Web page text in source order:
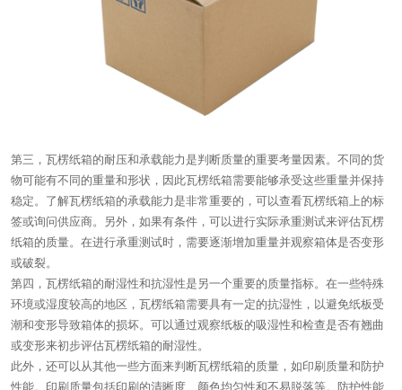
第三，瓦楞纸箱的耐压和承载能力是判断质量的重要考量因素。不同的货
物可能有不同的重量和形状，因此瓦楞纸箱需要能够承受这些重量并保持
稳定。了解瓦楞纸箱的承载能力是非常重要的，可以查看瓦楞纸箱上的标
签或询问供应商。另外，如果有条件，可以进行实际承重测试来评估瓦楞
纸箱的质量。在进行承重测试时，需要逐渐增加重量并观察箱体是否变形
或破裂。
第四，瓦楞纸箱的耐湿性和抗湿性是另一个重要的质量指标。在一些特殊
环境或湿度较高的地区，瓦楞纸箱需要具有一定的抗湿性，以避免纸板受
潮和变形导致箱体的损坏。可以通过观察纸板的吸湿性和检查是否有翘曲
或变形来初步评估瓦楞纸箱的耐湿性。
此外，还可以从其他一些方面来判断瓦楞纸箱的质量，如印刷质量和防护
性能。印刷质量包括印刷的清晰度、颜色均匀性和不易脱落等。防护性能